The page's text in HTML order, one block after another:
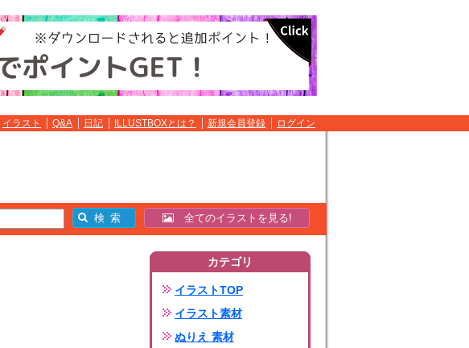
イラスト Q&A 日記 ILLUSTBOXとは？ 新規会員登録 ログイン
全てのイラストを見る!
カテゴリ
イラストTOP
イラスト素材
ぬりえ 素材